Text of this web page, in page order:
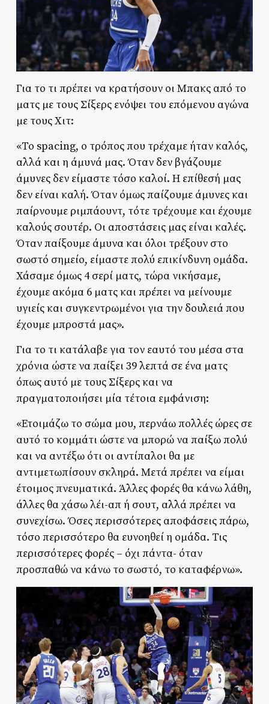
Για το τι πρέπει να κρατήσουν οι Μπακς από το
ματς με τους Σίξερς ενόψει του επόμενου αγώνα
με τους Χιτ:
«Το spacing, ο τρόπος που τρέχαμε ήταν καλός,
αλλά και η άμυνά μας. Όταν δεν βγάζουμε
άμυνες δεν είμαστε τόσο καλοί. Η επίθεσή μας
δεν είναι καλή. Όταν όμως παίζουμε άμυνες και
παίρνουμε ριμπάουντ, τότε τρέχουμε και έχουμε
καλούς σουτέρ. Οι αποστάσεις μας είναι καλές.
Όταν παίξουμε άμυνα και όλοι τρέξουν στο
σωστό σημείο, είμαστε πολύ επικίνδυνη ομάδα.
Χάσαμε όμως 4 σερί ματς, τώρα νικήσαμε,
έχουμε ακόμα 6 ματς και πρέπει να μείνουμε
υγιείς και συγκεντρωμένοι για την δουλειά που
έχουμε μπροστά μας».
Για το τι κατάλαβε για τον εαυτό του μέσα στα
χρόνια ώστε να παίξει 39 λεπτά σε ένα ματς
όπως αυτό με τους Σίξερς και να
πραγματοποιήσει μία τέτοια εμφάνιση:
«Ετοιμάζω το σώμα μου, περνάω πολλές ώρες σε
αυτό το κομμάτι ώστε να μπορώ να παίξω πολύ
και να αντέξω ότι οι αντίπαλοι θα με
αντιμετωπίσουν σκληρά. Μετά πρέπει να είμαι
έτοιμος πνευματικά. Άλλες φορές θα κάνω λάθη,
άλλες θα χάσω λέι-απ ή σουτ, αλλά πρέπει να
συνεχίσω. Όσες περισσότερες αποφάσεις πάρω,
τόσο περισσότερο θα ευνοηθεί η ομάδα. Τις
περισσότερες φορές – όχι πάντα- όταν
προσπαθώ να κάνω το σωστό, το καταφέρνω».